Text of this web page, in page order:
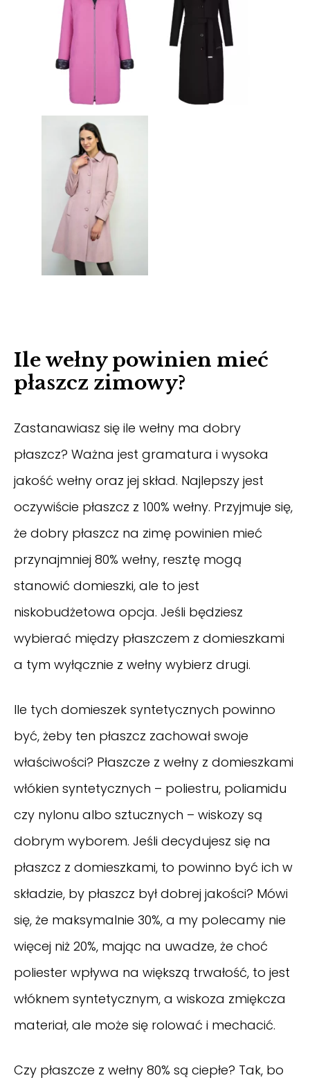
Ile wełny powinien mieć
płaszcz zimowy?
Zastanawiasz się ile wełny ma dobry
płaszcz? Ważna jest gramatura i wysoka
jakość wełny oraz jej skład. Najlepszy jest
oczywiście płaszcz z 100% wełny. Przyjmuje się,
że dobry płaszcz na zimę powinien mieć
przynajmniej 80% wełny, resztę mogą
stanowić domieszki, ale to jest
niskobudżetowa opcja. Jeśli będziesz
wybierać między płaszczem z domieszkami
a tym wyłącznie z wełny wybierz drugi.
Ile tych domieszek syntetycznych powinno
być, żeby ten płaszcz zachował swoje
właściwości? Płaszcze z wełny z domieszkami
włókien syntetycznych – poliestru, poliamidu
czy nylonu albo sztucznych – wiskozy są
dobrym wyborem. Jeśli decydujesz się na
płaszcz z domieszkami, to powinno być ich w
składzie, by płaszcz był dobrej jakości? Mówi
się, że maksymalnie 30%, a my polecamy nie
więcej niż 20%, mając na uwadze, że choć
poliester wpływa na większą trwałość, to jest
włóknem syntetycznym, a wiskoza zmiękcza
materiał, ale może się rolować i mechacić.
Czy płaszcze z wełny 80% są ciepłe? Tak, bo